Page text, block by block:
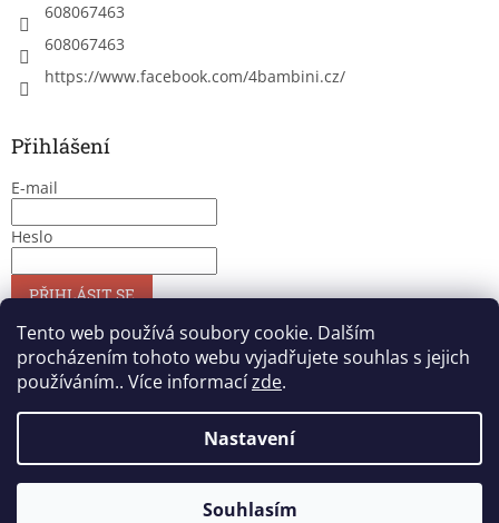
Tento web používá soubory cookie. Dalším
procházením tohoto webu vyjadřujete souhlas s jejich
používáním.. Více informacízde.
Nastavení
Souhlasím
608067463
608067463
https://www.facebook.com/4bambini.cz/
Přihlášení
E-mail
Heslo
PŘIHLÁSIT SE
Nová registraceZapomenuté heslo
nastavení cookies